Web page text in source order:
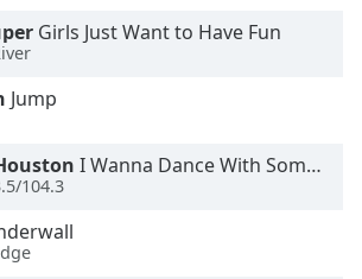
Girls Just Want to Have Fun
Jump
I Wanna Dance With Somebody
104.3